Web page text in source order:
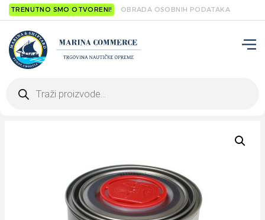
TRENUTNO SMO OTVORENI! OBRADA OSOBNIH PODATAKA
search